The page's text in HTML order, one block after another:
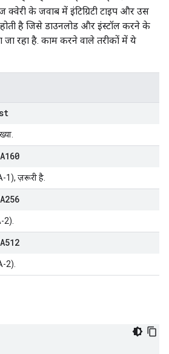
क्वेरी के जवाब में इंटिग्रिटी टाइप और उस
है जिसे डाउनलोड और इंस्टॉल करने के
जा रहा है. काम करने वाले तरीकों में ये
1), ज़रूरी है.
2).
2).